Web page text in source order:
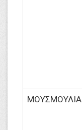
ΜΟΥΣΜΟΥΛΙΑ